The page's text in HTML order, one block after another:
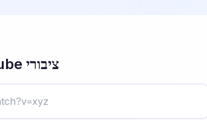
ייבא כל סרטון YouTube ציבורי